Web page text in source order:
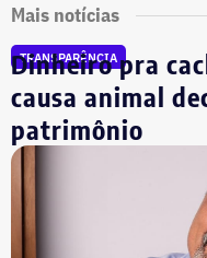
Mais notícias
TRANSPARÊNCIA
Dinheiro pra
causa animal
patrimônio